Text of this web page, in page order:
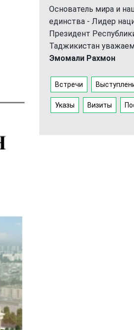
Основатель мира и
единства - Лидер
Президент
Таджикистан
Эмомали Рахмон
Встречи
Указы Визиты